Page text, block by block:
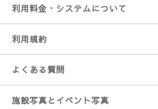
利用料金・システムについて
利用規約
よくある質問
施設写真とイベント写真